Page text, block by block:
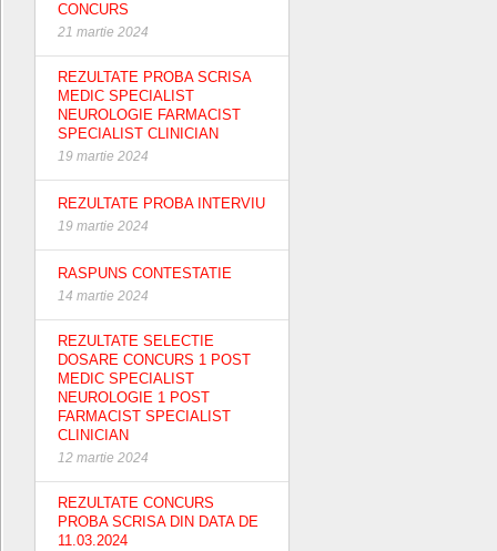
CONCURS
21 martie 2024
REZULTATE PROBA SCRISA
MEDIC SPECIALIST
NEUROLOGIE FARMACIST
SPECIALIST CLINICIAN
19 martie 2024
REZULTATE PROBA INTERVIU
19 martie 2024
RASPUNS CONTESTATIE
14 martie 2024
REZULTATE SELECTIE
DOSARE CONCURS 1 POST
MEDIC SPECIALIST
NEUROLOGIE 1 POST
FARMACIST SPECIALIST
CLINICIAN
12 martie 2024
REZULTATE CONCURS
PROBA SCRISA DIN DATA DE
11.03.2024